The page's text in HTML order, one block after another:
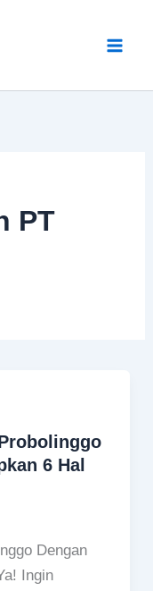
PT
6 Hal
Dengan
Ingin